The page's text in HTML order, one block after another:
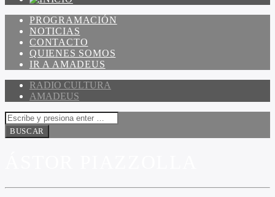
PROGRAMACIÓN
NOTICIAS
CONTACTO
QUIENES SOMOS
IR A AMADEUS
RADIO CULTURA
AMADEUS